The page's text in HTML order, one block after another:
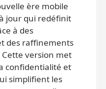
ère mobile
jour qui redéfinit
à des
des raffinements
version met
confidentialité et
simplifient les